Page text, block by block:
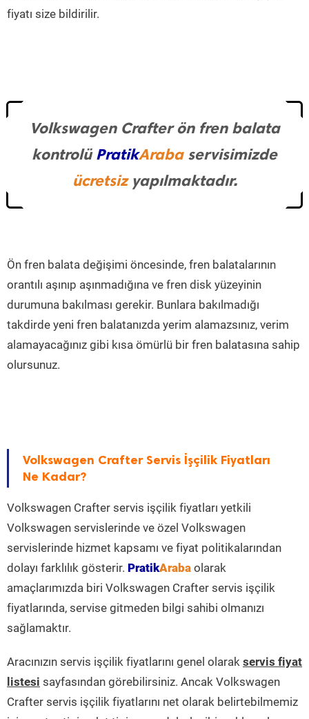
fiyatı size bildirilir.
Volkswagen Crafter ön fren balata
kontrolüPratikArabaservisimizde
ücretsizyapılmaktadır.
Ön fren balata değişimi öncesinde, fren balatalarının
orantılı aşınıp aşınmadığına ve fren disk yüzeyinin
durumuna bakılması gerekir. Bunlara bakılmadığı
takdirde yeni fren balatanızda yerim alamazsınız, verim
alamayacağınız gibi kısa ömürlü bir fren balatasına sahip
olursunuz.
Volkswagen Crafter Servis İşçilik Fiyatları
Ne Kadar?
Volkswagen Crafter servis işçilik fiyatları yetkili
Volkswagen servislerinde ve özel Volkswagen
servislerinde hizmet kapsamı ve fiyat politikalarından
dolayı farklılık gösterir. PratikAraba olarak
amaçlarımızda biri Volkswagen Crafter servis işçilik
fiyatlarında, servise gitmeden bilgi sahibi olmanızı
sağlamaktır.
Aracınızın servis işçilik fiyatlarını genel olarak servis fiyat
listesi sayfasından görebilirsiniz. Ancak Volkswagen
Crafter servis işçilik fiyatlarını net olarak belirtebilmemiz